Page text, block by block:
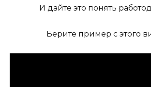
И дайте это понять
Берите пример с этого